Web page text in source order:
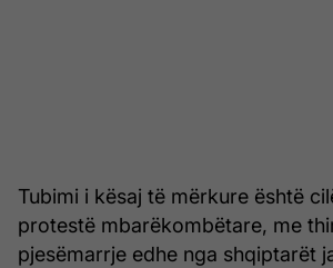
Tubimi i kësaj të mërkure është
protestë mbarëkombëtare, me
pjesëmarrje edhe nga shqiptarët